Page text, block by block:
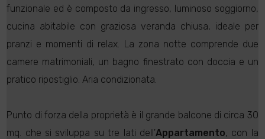
funzionale ed è composto da ingresso, luminoso soggiorno,
cucina abitabile con graziosa veranda chiusa, ideale per
pranzi e momenti di relax. La zona notte comprende due
camere matrimoniali, un bagno finestrato con doccia e un
pratico ripostiglio. Aria condizionata.
Punto di forza della proprietà è il grande balcone di circa 30
mq. che si sviluppa su tre lati dell'Appartamento, con la